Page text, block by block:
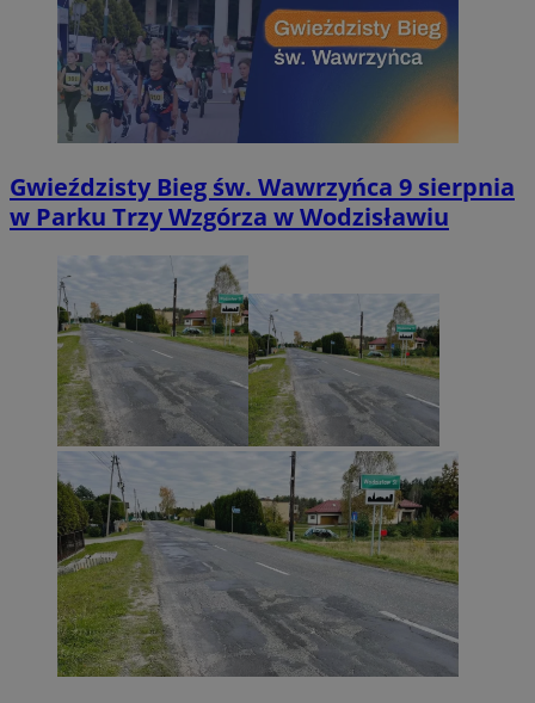
Gwieździsty Bieg św. Wawrzyńca 9 sierpnia
w Parku Trzy Wzgórza w Wodzisławiu